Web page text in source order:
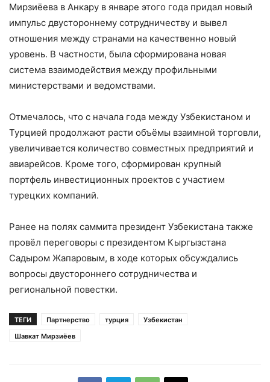
Мирзиёева в Анкару в январе этого года придал новый
импульс двустороннему сотрудничеству и вывел
отношения между странами на качественно новый
уровень. В частности, была сформирована новая
система взаимодействия между профильными
министерствами и ведомствами.
Отмечалось, что с начала года между Узбекистаном и
Турцией продолжают расти объёмы взаимной торговли,
увеличивается количество совместных предприятий и
авиарейсов. Кроме того, сформирован крупный
портфель инвестиционных проектов с участием
турецких компаний.
Ранее на полях саммита президент Узбекистана также
провёл переговоры с президентом Кыргызстана
Садыром Жапаровым, в ходе которых обсуждались
вопросы двустороннего сотрудничества и
региональной повестки.
ТЕГИ Партнерство турция
Узбекистан
Шавкат Мирзиёев